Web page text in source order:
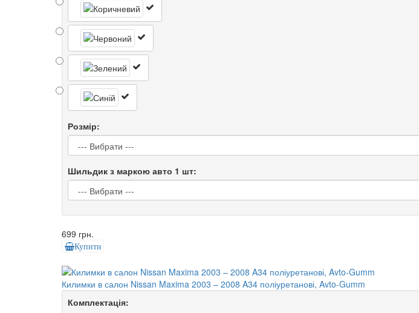
Розмір:
Шильдик з маркою авто 1 шт:
699 грн.
Купити
Килимки в салон Nissan Maxima 2003 – 2008 A34 поліуретанові, Avto-Gumm
Комплектація: